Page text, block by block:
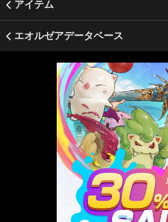
アイテム
エオルゼアデータベース